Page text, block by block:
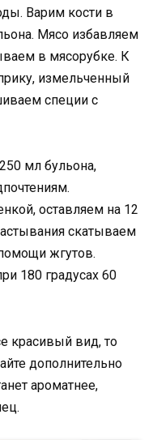
Варим кости в
Мясо избавляем
в мясорубке. К
измельченный
специи с
мл бульона,
оставляем на 12
скатываем
жгутов.
180 градусах 60
красивый вид, то
дополнительно
ароматнее,